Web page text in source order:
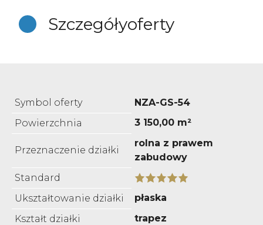
Szczegółyoferty
Symbol oferty
NZA-GS-54
Powierzchnia
3 150,00 m²
Przeznaczenie działki
rolna z prawem
zabudowy
Standard
Ukształtowanie działki
płaska
Kształt działki
trapez